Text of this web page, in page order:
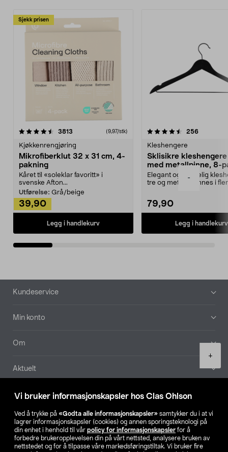
Vi bruker informasjonskapsler hos Clas Ohlson
Ved å trykke på «Godta alle informasjonskapsler» samtykker du i at vi
lagrer informasjonskapsler (cookies) og annen sporingsteknologi på
din enhet i henhold til vår policy for informasjonskapsler for å
forbedre brukeropplevelsen din på vårt nettsted, analysere bruken av
nettstedet og for å tilpasse våre markedsføringstiltak. Vi bruker fire
-
+
Sjekk prisen
3813 anmeldelser(9,97/stk)
Kjøkkenrengjøring
Mikrofiberklut 32 x 31 cm, 4-
pakning
Kåret til «soleklar favoritt» i
svenske Afton...
Utførelse: Grå/beige
39,90
Legg i handlekurv
4.5av 5 stjerner 256
Kleshengere
Sklisikre
med metallpinne, 8-
Elegant og skikkelig
tre og metall – finnes i
79,90
Legg i handlekurv
4.5av 5 stjerner
Bunntekst
Kundeservice
Min konto
Om
Aktuelt
Våre selskaper
Finn din butikk
SE NO FI